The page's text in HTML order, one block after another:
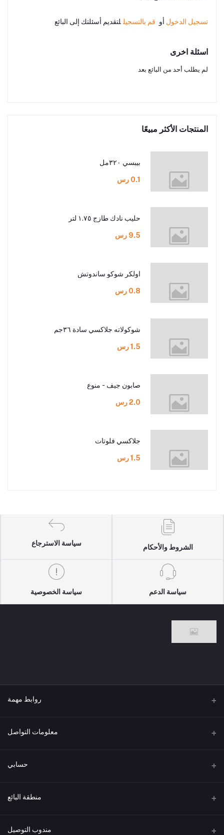
تسجيل الدخول أو قم بالتسجيل لتقديم أسئلتك إلى البائع
اسئلة اخرى
لم يطلب أحد من البائع بعد
المنتجات الأكثر مبيعًا
بيبسي ٣٢٠مل
0.1 رس
حليب نادك طازج ١.٧٥ لتر
9.5 رس
اولكر شوكو ساندوتش
0.8 رس
شوكولاته جلاكسي سادة ٣٦جم
1.5 رس
صابون جيف - منوع
2.0 رس
جلاكسي فلوتات
1.5 رس
الشروط والأحكام
سياسة الاسترجاع
سياسة الدعم سياسة الخصوصية
روابط مهمة
من نحن معلومات التواصل
العنوان حسابي
تسجيل الدخول
قائمة الرغبات
منطقة البائع
كن بائعًا مندوب التوصيل